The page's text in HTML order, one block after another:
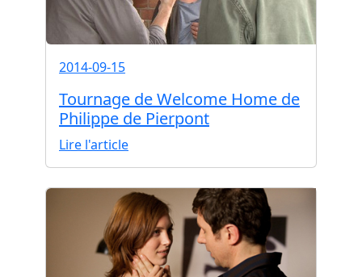
2014-09-15
Tournage de Welcome Home de
Philippe de Pierpont
Lire l'article